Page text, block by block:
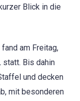
Blick in die
am Freitag,
statt. Bis dahin
und decken
mit besonderen